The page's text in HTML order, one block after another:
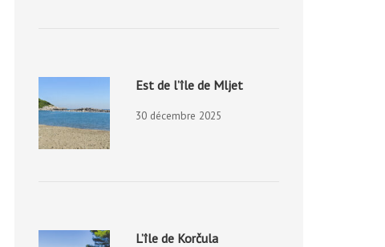
Est de l’île de Mljet
30 décembre 2025
L’île de Korčula